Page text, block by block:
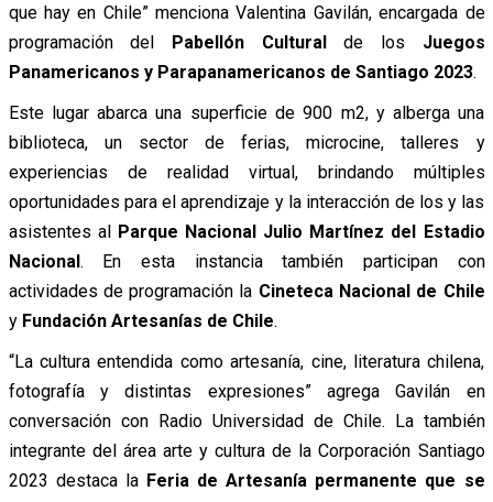
que hay en Chile” menciona Valentina Gavilán, encargada de
programación del Pabellón Culturalde los Juegos
Panamericanos y Parapanamericanos de Santiago 2023.
Este lugar abarca una superficie de 900 m2, y alberga una
biblioteca, un sector de ferias, microcine, talleres y
experiencias de realidad virtual, brindando múltiples
oportunidades para el aprendizaje y la interacción de los y las
asistentes al Parque Nacional Julio Martínez del Estadio
Nacional. En esta instancia también participan con
actividades de programación la Cineteca Nacional de Chile
y Fundación Artesanías de Chile.
“La cultura entendida como artesanía, cine, literatura chilena,
fotografía y distintas expresiones” agrega Gavilán en
conversación con Radio Universidad de Chile. La también
integrante del área arte y cultura de la Corporación Santiago
2023 destaca la Feria de Artesanía permanente que se